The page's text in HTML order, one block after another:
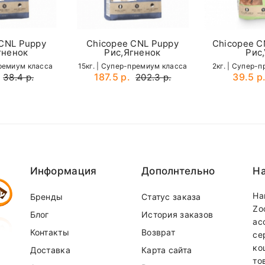
0,25 %
0,13 %
0,20 %
13 мг/кг
12 мг/кг
140 мкг/кг
Puppy
класса
38.4 р.
Chicopee CNL Puppy
Рис,Ягненок
15кг. | Cупер-премиум класса
187.5 р. 202.3 р.
Chicopee
2кг. | Cупер-
39.5 р.
Информация
Бренды
Блог
Контакты
Доставка
Дополнтельно
Статус заказа
История заказов
Возврат
Карта сайта